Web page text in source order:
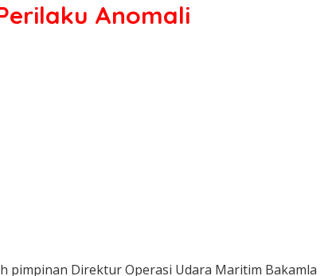
Anomali
pimpinan Direktur Operasi Udara Maritim Bakamla